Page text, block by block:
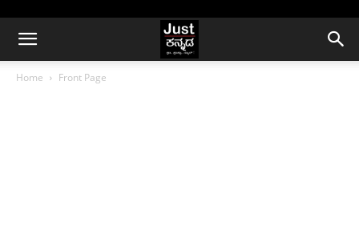
Home Front Page